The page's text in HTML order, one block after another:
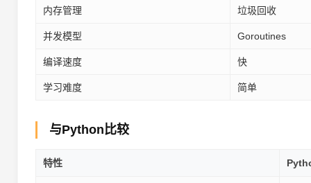
内存管理 垃圾回收
并发模型 Goroutines
编译速度 快
学习难度 简单
与Python比较
特性